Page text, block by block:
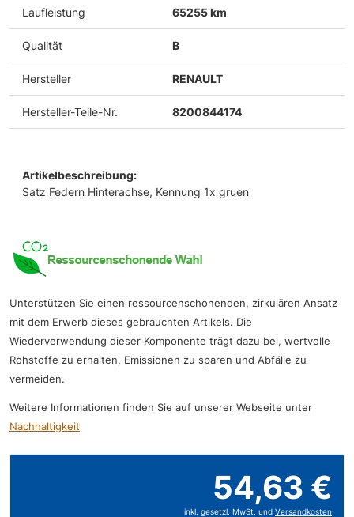
Laufleistung 65255 km
Qualität B
Hersteller RENAULT
Hersteller-Teile-Nr. 8200844174
Artikelbeschreibung:
Satz Federn Hinterachse, Kennung 1x gruen
Unterstützen Sie einen ressourcenschonenden, zirkulären Ansatz
mit dem Erwerb dieses gebrauchten Artikels. Die
Wiederverwendung dieser Komponente trägt dazu bei, wertvolle
Rohstoffe zu erhalten, Emissionen zu sparen und Abfälle zu
vermeiden.
Weitere Informationen finden Sie auf unserer Webseite unter
Nachhaltigkeit
54,63 €
inkl. gesetzl. MwSt. und Versandkosten